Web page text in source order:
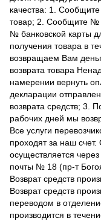
качества: 1.
товар; 2. Сообщите №
№ банковской карты
получения товара в
возвращаем Вам
возврата товара
намерении вернуть
декларации
возврата средств; 3.
рабочих дней мы
Все услуги
проходят за наш
осуществляется
почты № 18 (пр-т
Возврат средств
Возврат средств
переводом в
производится в